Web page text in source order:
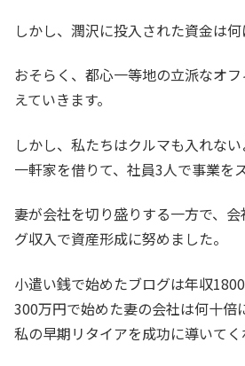
しかし、潤沢に投入された資金は
おそらく、都心一等地の立派なオ
えていきます。
しかし、私たちはクルマも入れな
一軒家を借りて、社員3人で事業を
妻が会社を切り盛りする一方で、
グ収入で資産形成に努めました。
小遣い銭で始めたブログは年収
300万円で始めた妻の会社は何十倍
私の早期リタイアを成功に導いてく